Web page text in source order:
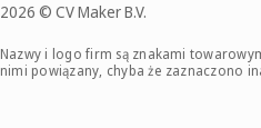
2026 © CV Maker B.V.
Nazwy i logo firm są znakami
nimi powiązany, chyba że zaznaczono